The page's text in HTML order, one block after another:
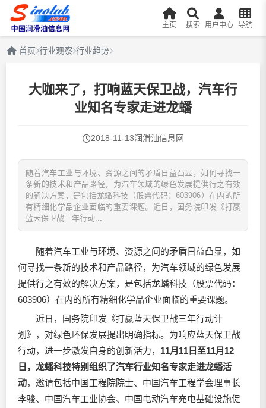
主页 搜索 用户中心 导航
首页 行业观察 行业趋势
大咖来了，打响蓝天保卫战，汽车行
业知名专家走进龙蟠
2018-11-13润滑油信息网
随着汽车工业与环境、资源之间的矛盾日益凸显，如何寻找一
条新的技术和产品路径，为汽车领域的绿色发展提供行之有效
的解决方案，是包括龙蟠科技（股票代码：603906）在内的所
有精细化学品企业面临的重要课题。近日，国务院印发《打赢
蓝天保卫战三年行动...
随着汽车工业与环境、资源之间的矛盾日益凸显，如
何寻找一条新的技术和产品路径，为汽车领域的绿色发展
提供行之有效的解决方案，是包括龙蟠科技（股票代码：
603906）在内的所有精细化学品企业面临的重要课题。
近日，国务院印发《打赢蓝天保卫战三年行动计
划》，对绿色环保发展提出明确指标。为响应蓝天保卫战
行动，进一步激发自身的创新活力， 11月11日至11月12
日，龙蟠科技特别组织了汽车行业知名专家走进龙蟠活
动，邀请包括中国工程院院士、中国汽车工程学会理事长
李骏、中国汽车工业协会、中国电动汽车充电基础设施促